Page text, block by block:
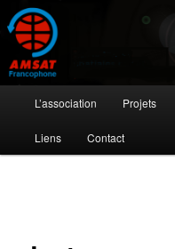
Aller
au
contenu
principalAMSAT
L'activité radioamateur par
principal
L’association Projets
Liens Contact